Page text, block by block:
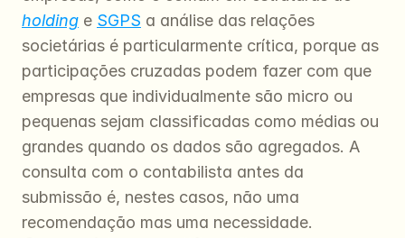
holding e SGPS a análise das relações
societárias é particularmente crítica, porque as
participações cruzadas podem fazer com que
empresas que individualmente são micro ou
pequenas sejam classificadas como médias ou
grandes quando os dados são agregados. A
consulta com o contabilista antes da
submissão é, nestes casos, não uma
recomendação mas uma necessidade.